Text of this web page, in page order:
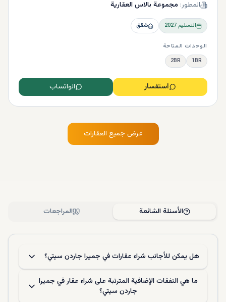
المطور: مجموعة بالاس العقارية
التسليم2027 شقق
الوحدات المتاحة
1BR
2BR
استفسار الواتساب
عرض جميع العقارات
الأسئلة الشائعة المراجعات
هل يمكن للأجانب شراء عقارات في جميرا جاردن سيتي؟
ما هي النفقات الإضافية المترتبة على شراء عقار في جميرا
جاردن سيتي؟